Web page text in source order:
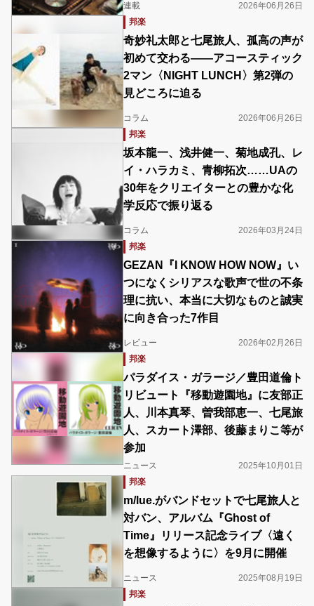
連載
2026年06月26日
邦楽
奇妙礼太郎と七尾旅人、孤高の声が
初めて交わる――アコースティック
2マン〈NIGHT LUNCH〉第2弾の
見どころに迫る
コラム
2026年06月26日
邦楽
坂本龍一、浅井健一、菊地成孔、レ
イ・ハラカミ、青柳拓次……UAの
30年をクリエイターとの豊かな化
学反応で振り返る
コラム
2026年03月24日
邦楽
GEZAN『I KNOW HOW NOW』い
つになくシリアスな歌声で世の不条
理に抗い、本当に大切なものと誠実
に向き合った7作目
レビュー
2026年02月26日
邦楽
パラダイス・ガラージ／豊田道倫ト
リビュート『移動遊園地』に友部正
人、川本真琴、曽我部恵一、七尾旅
人、スカート澤部、後藤まりこ等が
参加
ニュース
2025年10月01日
邦楽
m/lue.がバンドセットで七尾旅人と
対バン、アルバム『Ghost of
Time』リリース記念ライブ〈遠く
を想像するように〉を9月に開催
ニュース
2025年08月19日
邦楽